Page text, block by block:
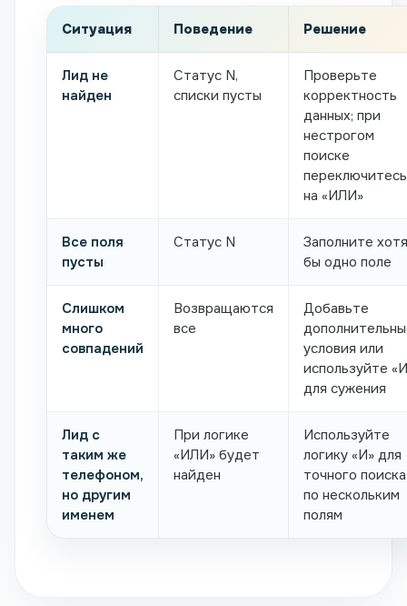
Ситуация Поведение Решение
Лид не
найден
Статус N,
списки пусты
Проверьте
корректность
данных; при
нестрогом
поиске
переключитесь
на «ИЛИ»
Все поля
пусты
Статус N
Заполните хотя
бы одно поле
Слишком
много
совпадений
Возвращаются
все
Добавьте
условия или
используйте
для сужения
Лид с
таким же
телефоном,
но другим
именем
При логике
«ИЛИ» будет
найден
Используйте
логику «И» для
точного поиска
по нескольким
полям